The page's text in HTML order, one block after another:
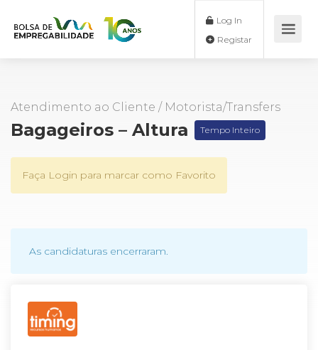
Log In
Atendimento ao Cliente / Motorista/Transfers
Bagageiros – Altura Tempo Inteiro
Faça Login para marcar como Favorito
As candidaturas encerraram.